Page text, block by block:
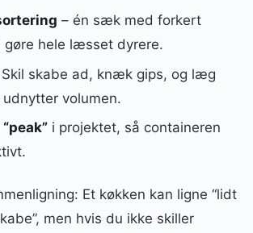
– én sæk med forkert
gøre hele læsset dyrere.
Skil skabe ad, knæk gips, og læg
volumen.
i projektet, så containeren
Et køkken kan ligne “lidt
men hvis du ikke skiller